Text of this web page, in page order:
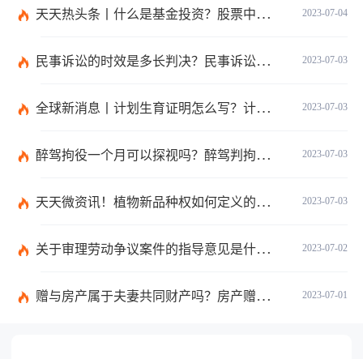
2023-07-04
天天热头条丨什么是基金投资？股票中的价值投资是什么意思？
2023-07-03
民事诉讼的时效是多长判决？民事诉讼的诉讼费用计算-天天简讯
2023-07-03
全球新消息丨计划生育证明怎么写？计划生育证明都需要什么材料？
2023-07-03
醉驾拘役一个月可以探视吗？醉驾判拘役当庭执行吗？
2023-07-03
天天微资讯！植物新品种权如何定义的？植物新品种权应符合什么条件？
2023-07-02
关于审理劳动争议案件的指导意见是什么？法院审理劳动争议案件的条件是什么？
2023-07-01
赠与房产属于夫妻共同财产吗？房产赠与和过户哪个划算？